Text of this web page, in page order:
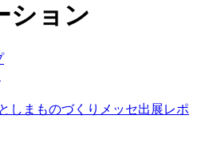
ション
しまものづくりメッセ出展レポ